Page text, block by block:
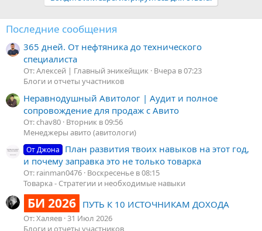
Последние сообщения
365 дней. От нефтяника до технического
специалиста
От: Алексей | Главный эникейщик Вчера в 07:23
Блоги и отчеты участников
Неравнодушный Авитолог | Аудит и полное
сопровождение для продаж с Авито
От: chav80 Вторник в 09:56
Менеджеры авито (авитологи)
От Джона
План развития твоих навыков на этот год,
и почему заправка это не только товарка
От: rainman0476 Воскресенье в 08:15
Товарка - Стратегии и необходимые навыки
БИ 2026 ПУТЬ К 10 ИСТОЧНИКАМ ДОХОДА
От: Халяев 31 Июл 2026
Блоги и отчеты участников